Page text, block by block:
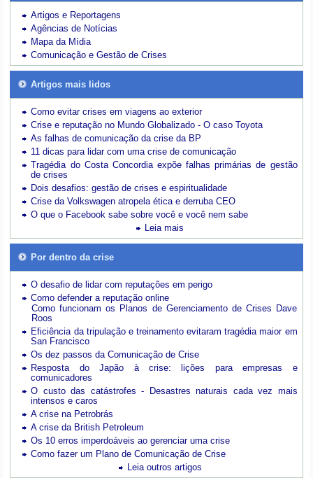
Artigos e Reportagens
Agências de Notícias
Mapa da Mídia
Comunicação e Gestão de Crises
Artigos mais lidos
Como evitar crises em viagens ao exterior
Crise e reputação no Mundo Globalizado - O caso Toyota
As falhas de comunicação da crise da BP
11 dicas para lidar com uma crise de comunicação
Tragédia do Costa Concordia expõe falhas primárias de gestão
de crises
Dois desafios: gestão de crises e espiritualidade
Crise da Volkswagen atropela ética e derruba CEO
O que o Facebook sabe sobre você e você nem sabe
Leia mais
Por dentro da crise
O desafio de lidar com reputações em perigo
Como defender a reputação online
Como funcionam os Planos de Gerenciamento de Crises Dave
Roos
Eficiência da tripulação e treinamento evitaram tragédia maior em
San Francisco
Os dez passos da Comunicação de Crise
Resposta do Japão à crise: lições para empresas e
comunicadores
O custo das catástrofes -
Desastres naturais cada vez mais
intensos e caros
A crise na Petrobrás
A crise da British Petroleum
Os 10 erros imperdoáveis ao gerenciar uma crise
Como fazer um Plano de Comunicação de Crise
Leia outros artigos